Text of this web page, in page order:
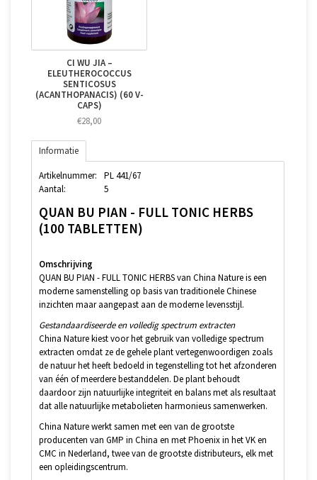
CI WU JIA –
ELEUTHEROCOCCUS
SENTICOSUS
(ACANTHOPANACIS) (60 V-
CAPS)
€28,00
Informatie
Artikelnummer:
PL 441/67
Aantal:
5
QUAN BU PIAN - FULL TONIC HERBS
(100 TABLETTEN)
Omschrijving
QUAN BU PIAN - FULL TONIC HERBS van China Nature is een
moderne samenstelling op basis van traditionele Chinese
inzichten maar aangepast aan de moderne levensstijl.
Gestandaardiseerde en volledig spectrum extracten
China Nature kiest voor het gebruik van volledige spectrum
extracten omdat ze de gehele plant vertegenwoordigen zoals
de natuur het heeft bedoeld in tegenstelling tot het afzonderen
van één of meerdere bestanddelen. De plant behoudt
daardoor zijn natuurlijke integriteit en balans met als resultaat
dat alle natuurlijke metabolieten harmonieus samenwerken.
China Nature werkt samen met een van de grootste
producenten van GMP in China en met Phoenix in het VK en
CMC in Nederland, twee van de grootste distributeurs, elk met
een opleidingscentrum.